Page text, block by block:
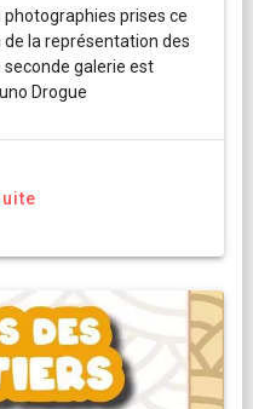
photographies prises ce
de la représentation des
galerie est
Drogue